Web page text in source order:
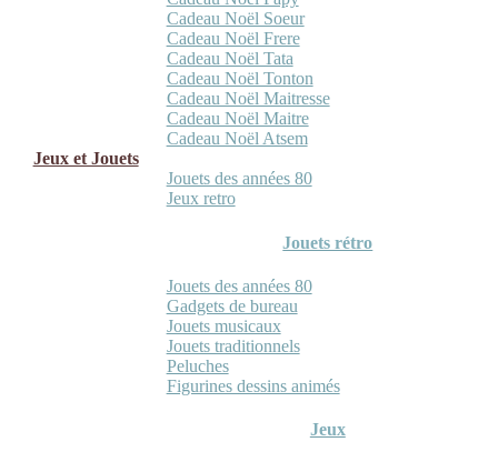
Cadeau Noël Soeur
Cadeau Noël Frere
Cadeau Noël Tata
Cadeau Noël Tonton
Cadeau Noël Maitresse
Cadeau Noël Maitre
Cadeau Noël Atsem
Jeux et Jouets
Jouets des années 80
Jeux retro
Jouets rétro
Jouets des années 80
Gadgets de bureau
Jouets musicaux
Jouets traditionnels
Peluches
Figurines dessins animés
Jeux